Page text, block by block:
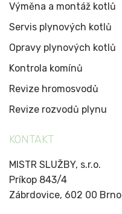
Výměna a montáž kotlů
Servis plynových kotlů
Opravy plynových kotlů
Kontrola komínů
Revize hromosvodů
Revize rozvodů plynu
KONTAKT
MISTR SLUŽBY, s.r.o.
Príkop 843/4
Zábrdovice, 602 00 Brno